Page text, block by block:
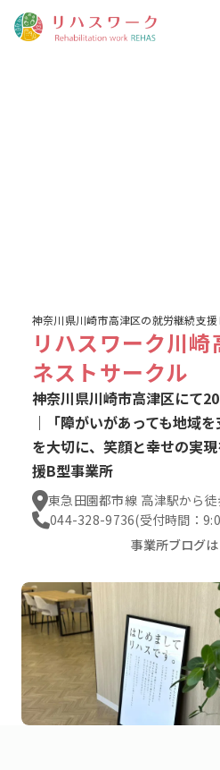
リハスワーク川
ネストサークル
神奈川県川崎市高津区の就労継続支
神奈川県川崎市高津区にて
｜「障がいがあっても地域
を大切に、笑顔と幸せの実
援B型事業所
東急田園都市線 高津駅から
044-328-9736(受付時間：
事業所ブログ